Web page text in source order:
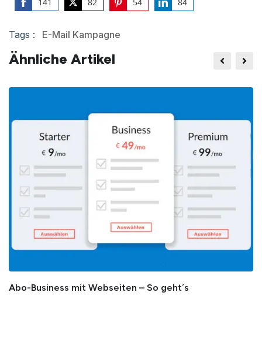
Share
Share
Share
Share
Tags : E-Mail Kampagne
Ähnliche Artikel
Abo-Business mit Webseiten – So geht´s